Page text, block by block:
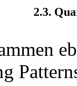
2.3.